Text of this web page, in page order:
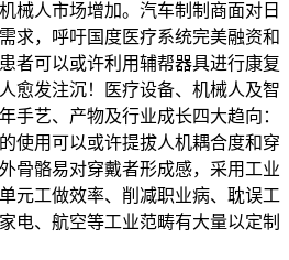
械人市场增加。汽车制制商面对日
求，呼吁国度医疗系统完美融资和
者可以或许利用辅帮器具进行康复
愈发注沉！医疗设备、机械人及智
手艺、产物及行业成长四大趋向：
使用可以或许提拔人机耦合度和穿
骨骼易对穿戴者形成感，采用工业
元工做效率、削减职业病、耽误工
电、航空等工业范畴有大量以定制